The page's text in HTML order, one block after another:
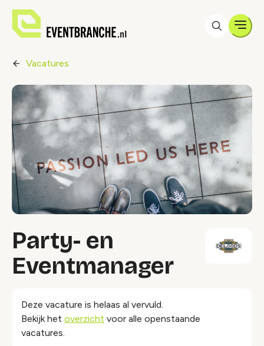
Vacatures
Party- en
Eventmanager
Deze vacature is helaas al vervuld.
Bekijk het overzicht voor alle openstaande
vacatures.